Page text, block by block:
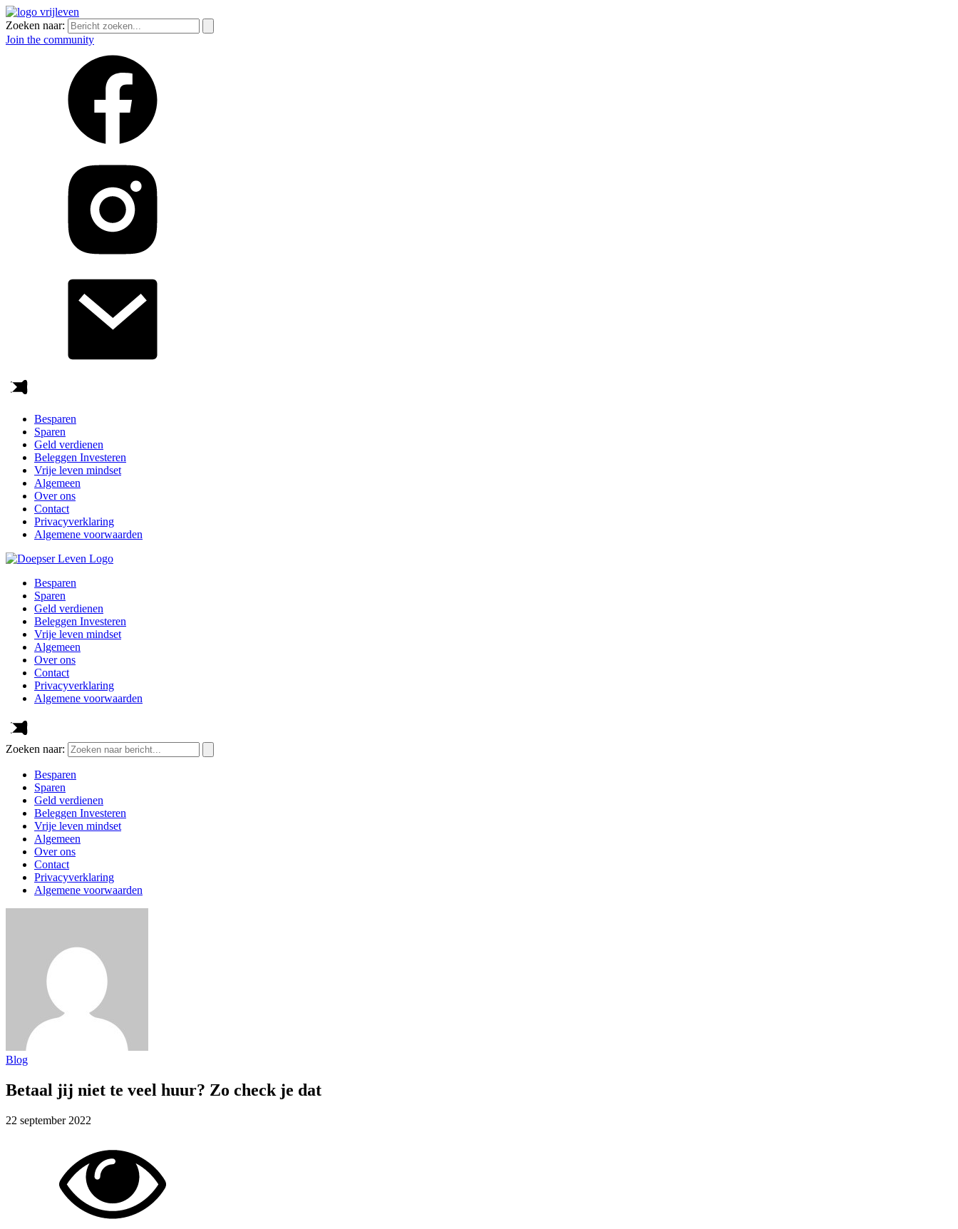
Zoeken naar:
Join the community
Besparen
Sparen
Geld verdienen
Beleggen Investeren
Vrije leven mindset
Algemeen
Over ons
Contact
Privacyverklaring
Algemene voorwaarden
Besparen
Sparen
Geld verdienen
Beleggen Investeren
Vrije leven mindset
Algemeen
Over ons
Contact
Privacyverklaring
Algemene voorwaarden
Zoeken naar:
Besparen
Sparen
Geld verdienen
Beleggen Investeren
Vrije leven mindset
Algemeen
Over ons
Contact
Privacyverklaring
Algemene voorwaarden
Blog
Betaal jij niet te veel huur? Zo check je dat
22 september 2022